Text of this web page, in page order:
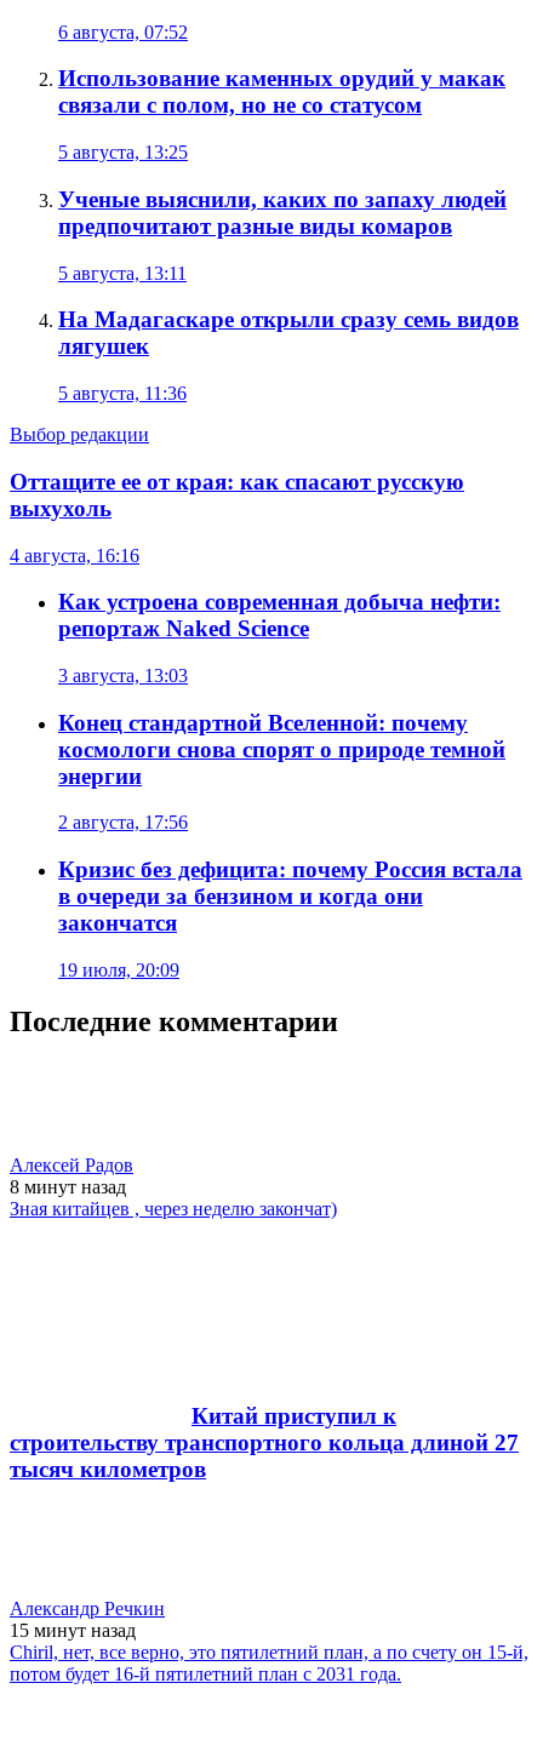
6 августа, 07:52
Использование каменных орудий у макак
связали с полом, но не со статусом
5 августа, 13:25
Ученые выяснили, каких по запаху людей
предпочитают разные виды комаров
5 августа, 13:11
На Мадагаскаре открыли сразу семь видов
лягушек
5 августа, 11:36
Выбор редакции
Оттащите ее от края: как спасают русскую
выхухоль
4 августа, 16:16
Как устроена современная добыча нефти:
репортаж Naked Science
3 августа, 13:03
Конец стандартной Вселенной: почему
космологи снова спорят о природе темной
энергии
2 августа, 17:56
Кризис без дефицита: почему Россия встала
в очереди за бензином и когда они
закончатся
19 июля, 20:09
Последние комментарии
Алексей Радов
8 минут назад
Зная китайцев , через неделю закончат)
Китай приступил к
строительству транспортного кольца длиной 27
тысяч километров
Александр Речкин
15 минут назад
Chiril, нет, все верно, это пятилетний план, а по счету он 15-й,
потом будет 16-й пятилетний план с 2031 года.